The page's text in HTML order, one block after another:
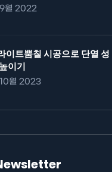
월 2022
이트뿜칠 시공으로 단열 성
이기
월 2023